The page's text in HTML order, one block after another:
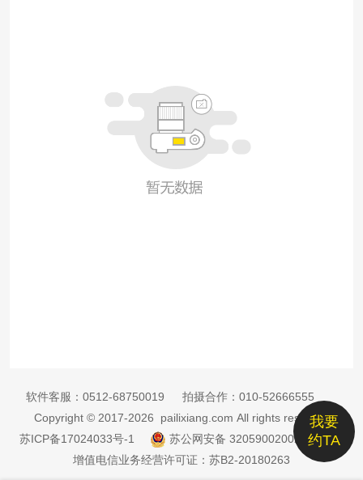
我要
约TA
软件客服： 0512-68750019 拍摄合作： 010-52666555
Copyright © 2017-2026 pailixiang.com All rights reserved
苏ICP备17024033号-1
苏公网安备 32059002002885号
增值电信业务经营许可证：苏B2-20180263